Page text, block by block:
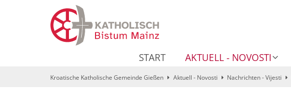
START AKTUELL - NOVOSTI
Kroatische Katholische Gemeinde Gießen Aktuell - Novosti Nachrichten - Vijesti